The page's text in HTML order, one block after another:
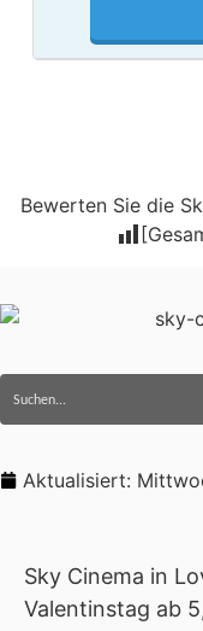
Bewerten Sie die
Aktualisiert:
Sky Cinema in
Valentinstag ab